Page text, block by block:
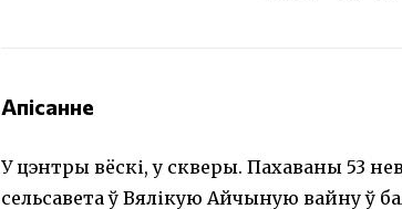
Апісанне
У цэнтры вёскі, у скверы. Пахаваны 53
сельсавета ў Вялікую Айчыную вайну ў